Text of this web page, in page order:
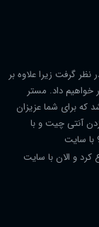
گرفت زیرا علاوه بر
خواهیم داد. مستر
که برای شما عزیزان
آنتی چیت و با
و الان با سایت